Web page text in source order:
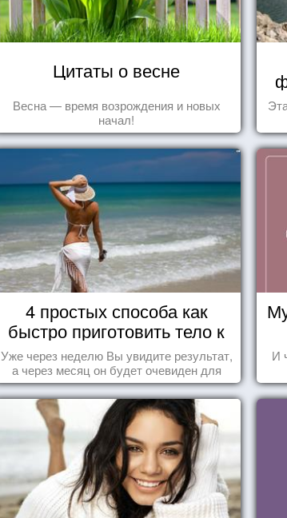
Цитаты о весне
Весна — время возрождения и новых
начал!
4 простых способа как
быстро приготовить тело к
морю
Уже через неделю Вы увидите результат,
а через месяц он будет очевиден для
всех!
И